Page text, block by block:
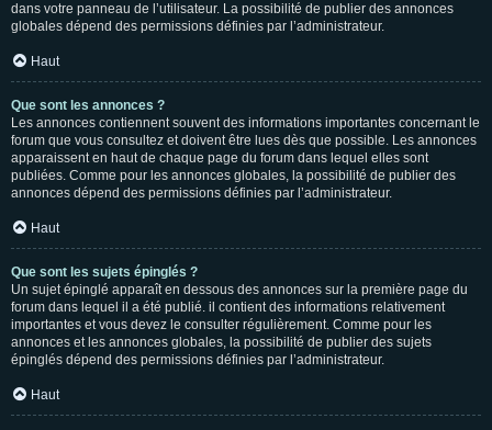
dans votre panneau de l’utilisateur. La possibilité de publier des annonces
globales dépend des permissions définies par l’administrateur.
Haut
Que sont les annonces ?
Les annonces contiennent souvent des informations importantes concernant le
forum que vous consultez et doivent être lues dès que possible. Les annonces
apparaissent en haut de chaque page du forum dans lequel elles sont
publiées. Comme pour les annonces globales, la possibilité de publier des
annonces dépend des permissions définies par l’administrateur.
Haut
Que sont les sujets épinglés ?
Un sujet épinglé apparaît en dessous des annonces sur la première page du
forum dans lequel il a été publié. il contient des informations relativement
importantes et vous devez le consulter régulièrement. Comme pour les
annonces et les annonces globales, la possibilité de publier des sujets
épinglés dépend des permissions définies par l’administrateur.
Haut